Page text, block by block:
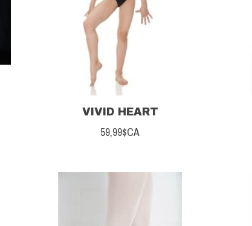
VIVID HEART
59,99$CA